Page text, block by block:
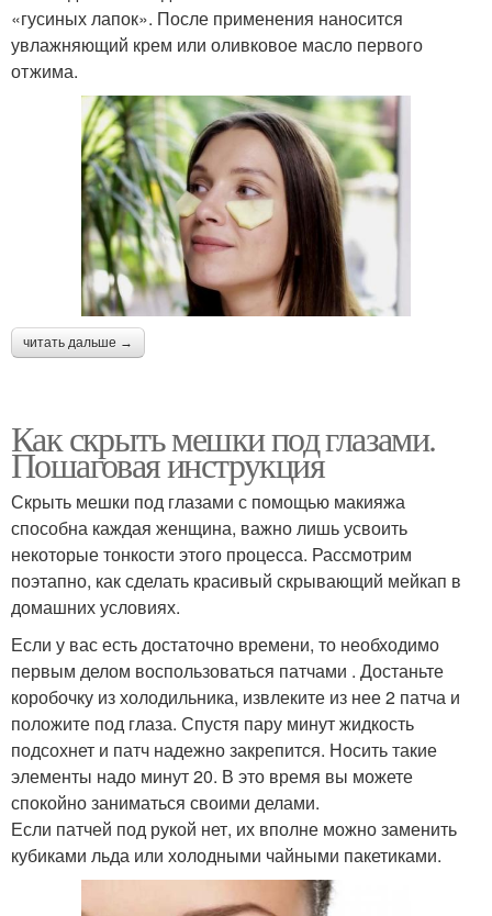
«гусиных лапок». После применения наносится
увлажняющий крем или оливковое масло первого
отжима.
читать дальше →
Как скрыть мешки под глазами.
Пошаговая инструкция
Скрыть мешки под глазами с помощью макияжа
способна каждая женщина, важно лишь усвоить
некоторые тонкости этого процесса. Рассмотрим
поэтапно, как сделать красивый скрывающий мейкап в
домашних условиях.
Если у вас есть достаточно времени, то необходимо
первым делом воспользоваться патчами . Достаньте
коробочку из холодильника, извлеките из нее 2 патча и
положите под глаза. Спустя пару минут жидкость
подсохнет и патч надежно закрепится. Носить такие
элементы надо минут 20. В это время вы можете
спокойно заниматься своими делами.
Если патчей под рукой нет, их вполне можно заменить
кубиками льда или холодными чайными пакетиками.